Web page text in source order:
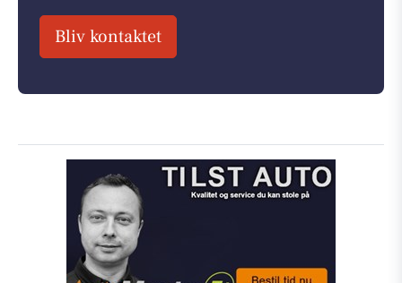
Bliv kontaktet